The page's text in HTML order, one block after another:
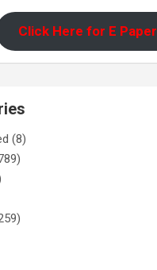
Click Here for E Paper
(8)